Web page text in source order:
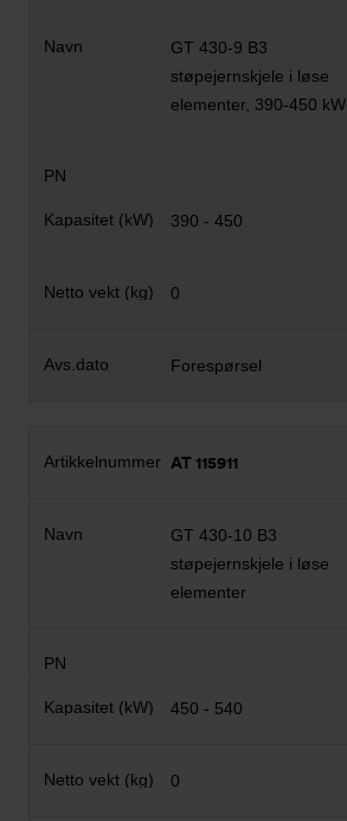
GT 430-9 B3
støpejernskjele i løse
elementer, 390-450 kW
390 - 450
0
Forespørsel
AT 115911
GT 430-10 B3
støpejernskjele i løse
elementer
450 - 540
0